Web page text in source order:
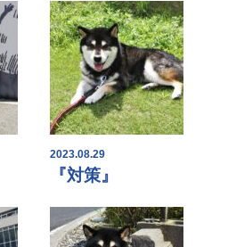
2023.08.29
『対策』